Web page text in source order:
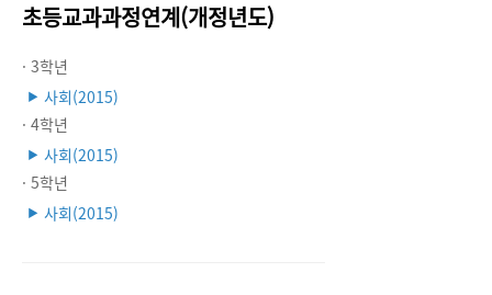
초등교과과정연계(개정년도)
· 3학년
▶ 사회(2015)
· 4학년
▶ 사회(2015)
· 5학년
▶ 사회(2015)